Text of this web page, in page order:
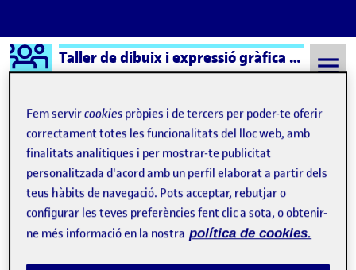
Saltar al contingut
Logo Ágora Taller de dibuix i expressió gràfica aula 1
Semestre 20212 - Aula 1 9 Març, 2022
9 Març, 2022
PAC1: Lliurament Parcial 1
Publicat per
Joan Guzman Tomàs
Fem servircookies pròpies i de tercers per poder-te oferir
correctament totes les funcionalitats del lloc web, amb
finalitats analítiques i per mostrar-te publicitat
personalitzada d'acord amb un perfil elaborat a partir dels
teus hàbits de navegació. Pots acceptar, rebutjar o
configurar les teves preferències fent clic a sota, o obtenir-
ne més informació en la nostra política de cookies.